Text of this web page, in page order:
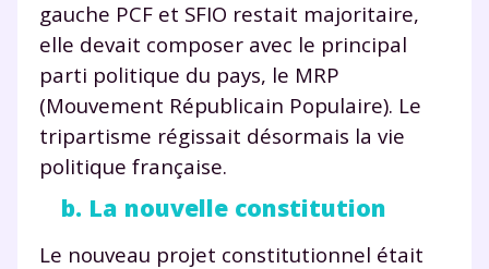
gauche PCF et SFIO restait majoritaire,
elle devait composer avec le principal
parti politique du pays, le MRP
(Mouvement Républicain Populaire). Le
tripartisme régissait désormais la vie
politique française.
b. La nouvelle constitution
Le nouveau projet constitutionnel était